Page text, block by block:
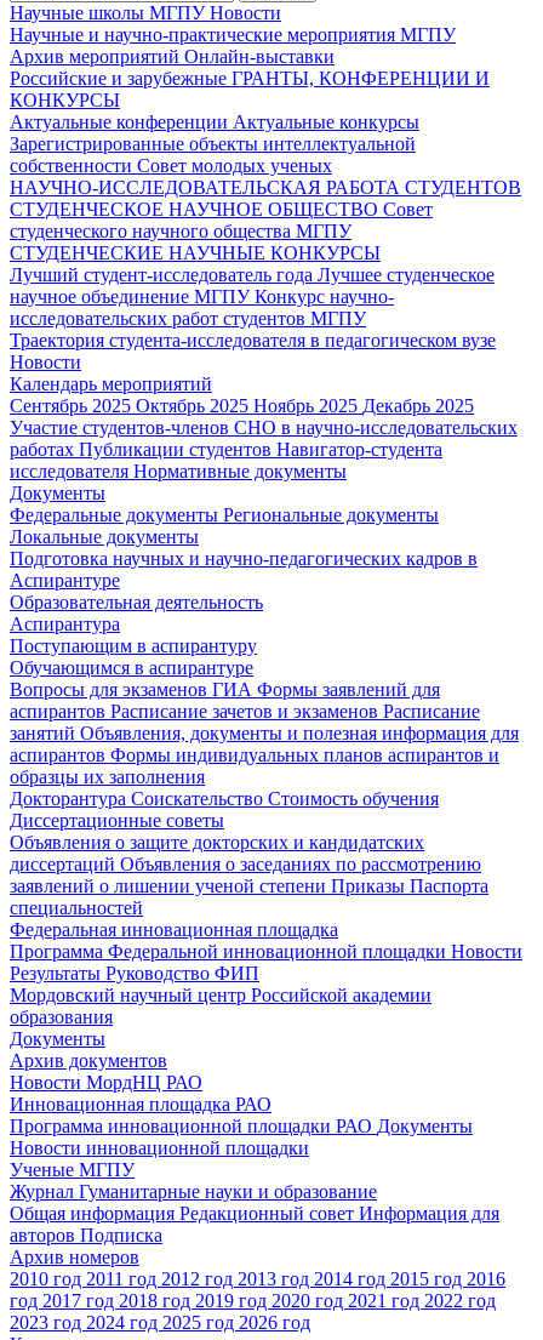
Научные школы МГПУНовости
Научные и научно-практические мероприятия МГПУ
Архив мероприятий Онлайн-выставки
Российские и зарубежные ГРАНТЫ, КОНФЕРЕНЦИИ И
КОНКУРСЫ
Актуальные конференции Актуальные конкурсы
Зарегистрированные объекты интеллектуальной
собственности Совет молодых ученых
НАУЧНО-ИССЛЕДОВАТЕЛЬСКАЯ РАБОТА СТУДЕНТОВ
СТУДЕНЧЕСКОЕ НАУЧНОЕ ОБЩЕСТВО Совет
студенческого научного общества МГПУ
СТУДЕНЧЕСКИЕ НАУЧНЫЕ КОНКУРСЫ
Лучший студент-исследователь года Лучшее студенческое
научное объединение МГПУКонкурс научно-
исследовательских работ студентов МГПУ
Траектория студента-исследователя в педагогическом вузе
Новости
Календарь мероприятий
Сентябрь 2025 Октябрь 2025 Ноябрь 2025 Декабрь 2025
Участие студентов-членов СНО в научно-исследовательских
работах Публикации студентов Навигатор-студента
исследователя Нормативные документы
Документы
Федеральные документы Региональные документы
Локальные документы
Подготовка научных и научно-педагогических кадров в
Аспирантуре
Образовательная деятельность
Аспирантура
Поступающим в аспирантуру
Обучающимся в аспирантуре
Вопросы для экзаменов ГИА Формы заявлений для
аспирантов Расписание зачетов и экзаменов Расписание
занятий Объявления, документы и полезная информация для
аспирантов Формы индивидуальных планов аспирантов и
образцы их заполнения
Докторантура Соискательство Стоимость обучения
Диссертационные советы
Объявления о защите докторских и кандидатских
диссертаций Объявления о заседаниях по рассмотрению
заявлений о лишении ученой степени Приказы Паспорта
специальностей
Федеральная инновационная площадка
Программа Федеральной инновационной площадки Новости
Результаты Руководство ФИП
Мордовский научный центр Российской академии
образования
Документы
Архив документов
Новости МордНЦ РАО
Инновационная площадка РАО
Программа инновационной площадки РАО Документы
Новости инновационной площадки
Ученые МГПУ
Журнал Гуманитарные науки и образование
Общая информация Редакционный совет Информация для
авторов Подписка
Архив номеров
2010 год 2011 год 2012 год 2013 год 2014 год 2015 год 2016
год 2017 год 2018 год 2019 год 2020 год 2021 год 2022 год
2023 год 2024 год 2025 год 2026 год